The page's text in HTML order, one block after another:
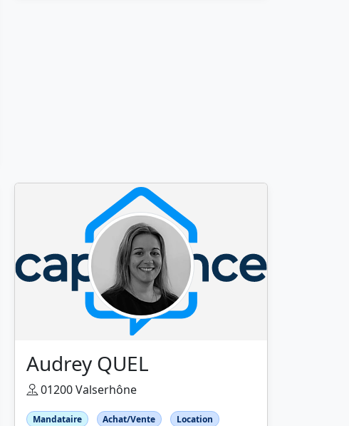
Audrey QUEL
01200 Valserhône
Mandataire Achat/Vente Location